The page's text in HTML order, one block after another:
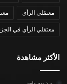
معتقلي الرأي
معتقلي الرأي في
الأكثر مشاهدة